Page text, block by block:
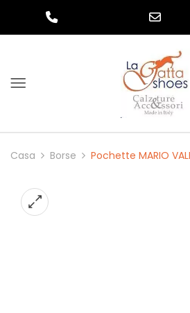
Casa Borse Pochette MARIO